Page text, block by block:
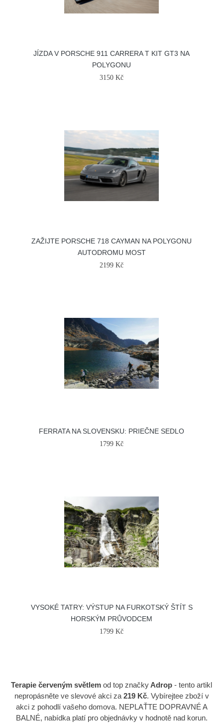
JÍZDA V PORSCHE 911 CARRERA T KIT GT3 NA
POLYGONU
3150 Kč
ZAŽIJTE PORSCHE 718 CAYMAN NA POLYGONU
AUTODROMU MOST
2199 Kč
FERRATA NA SLOVENSKU: PRIEČNE SEDLO
1799 Kč
VYSOKÉ TATRY: VÝSTUP NA FURKOTSKÝ ŠTÍT S
HORSKÝM PRŮVODCEM
1799 Kč
Terapie červeným světlem od top značky Adrop - tento artikl
nepropásněte ve slevové akci za 219 Kč. Vybírejtee zboží v
akci z pohodlí vašeho domova. NEPLAŤTE DOPRAVNÉ A
BALNÉ, nabídka platí pro objednávky v hodnotě nad korun.